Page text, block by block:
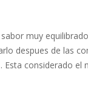
muy
despues de las
Esta considerado el